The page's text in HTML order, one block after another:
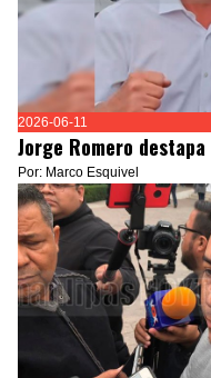
2026-06-11
Jorge Romero
Por: Marco Esquivel